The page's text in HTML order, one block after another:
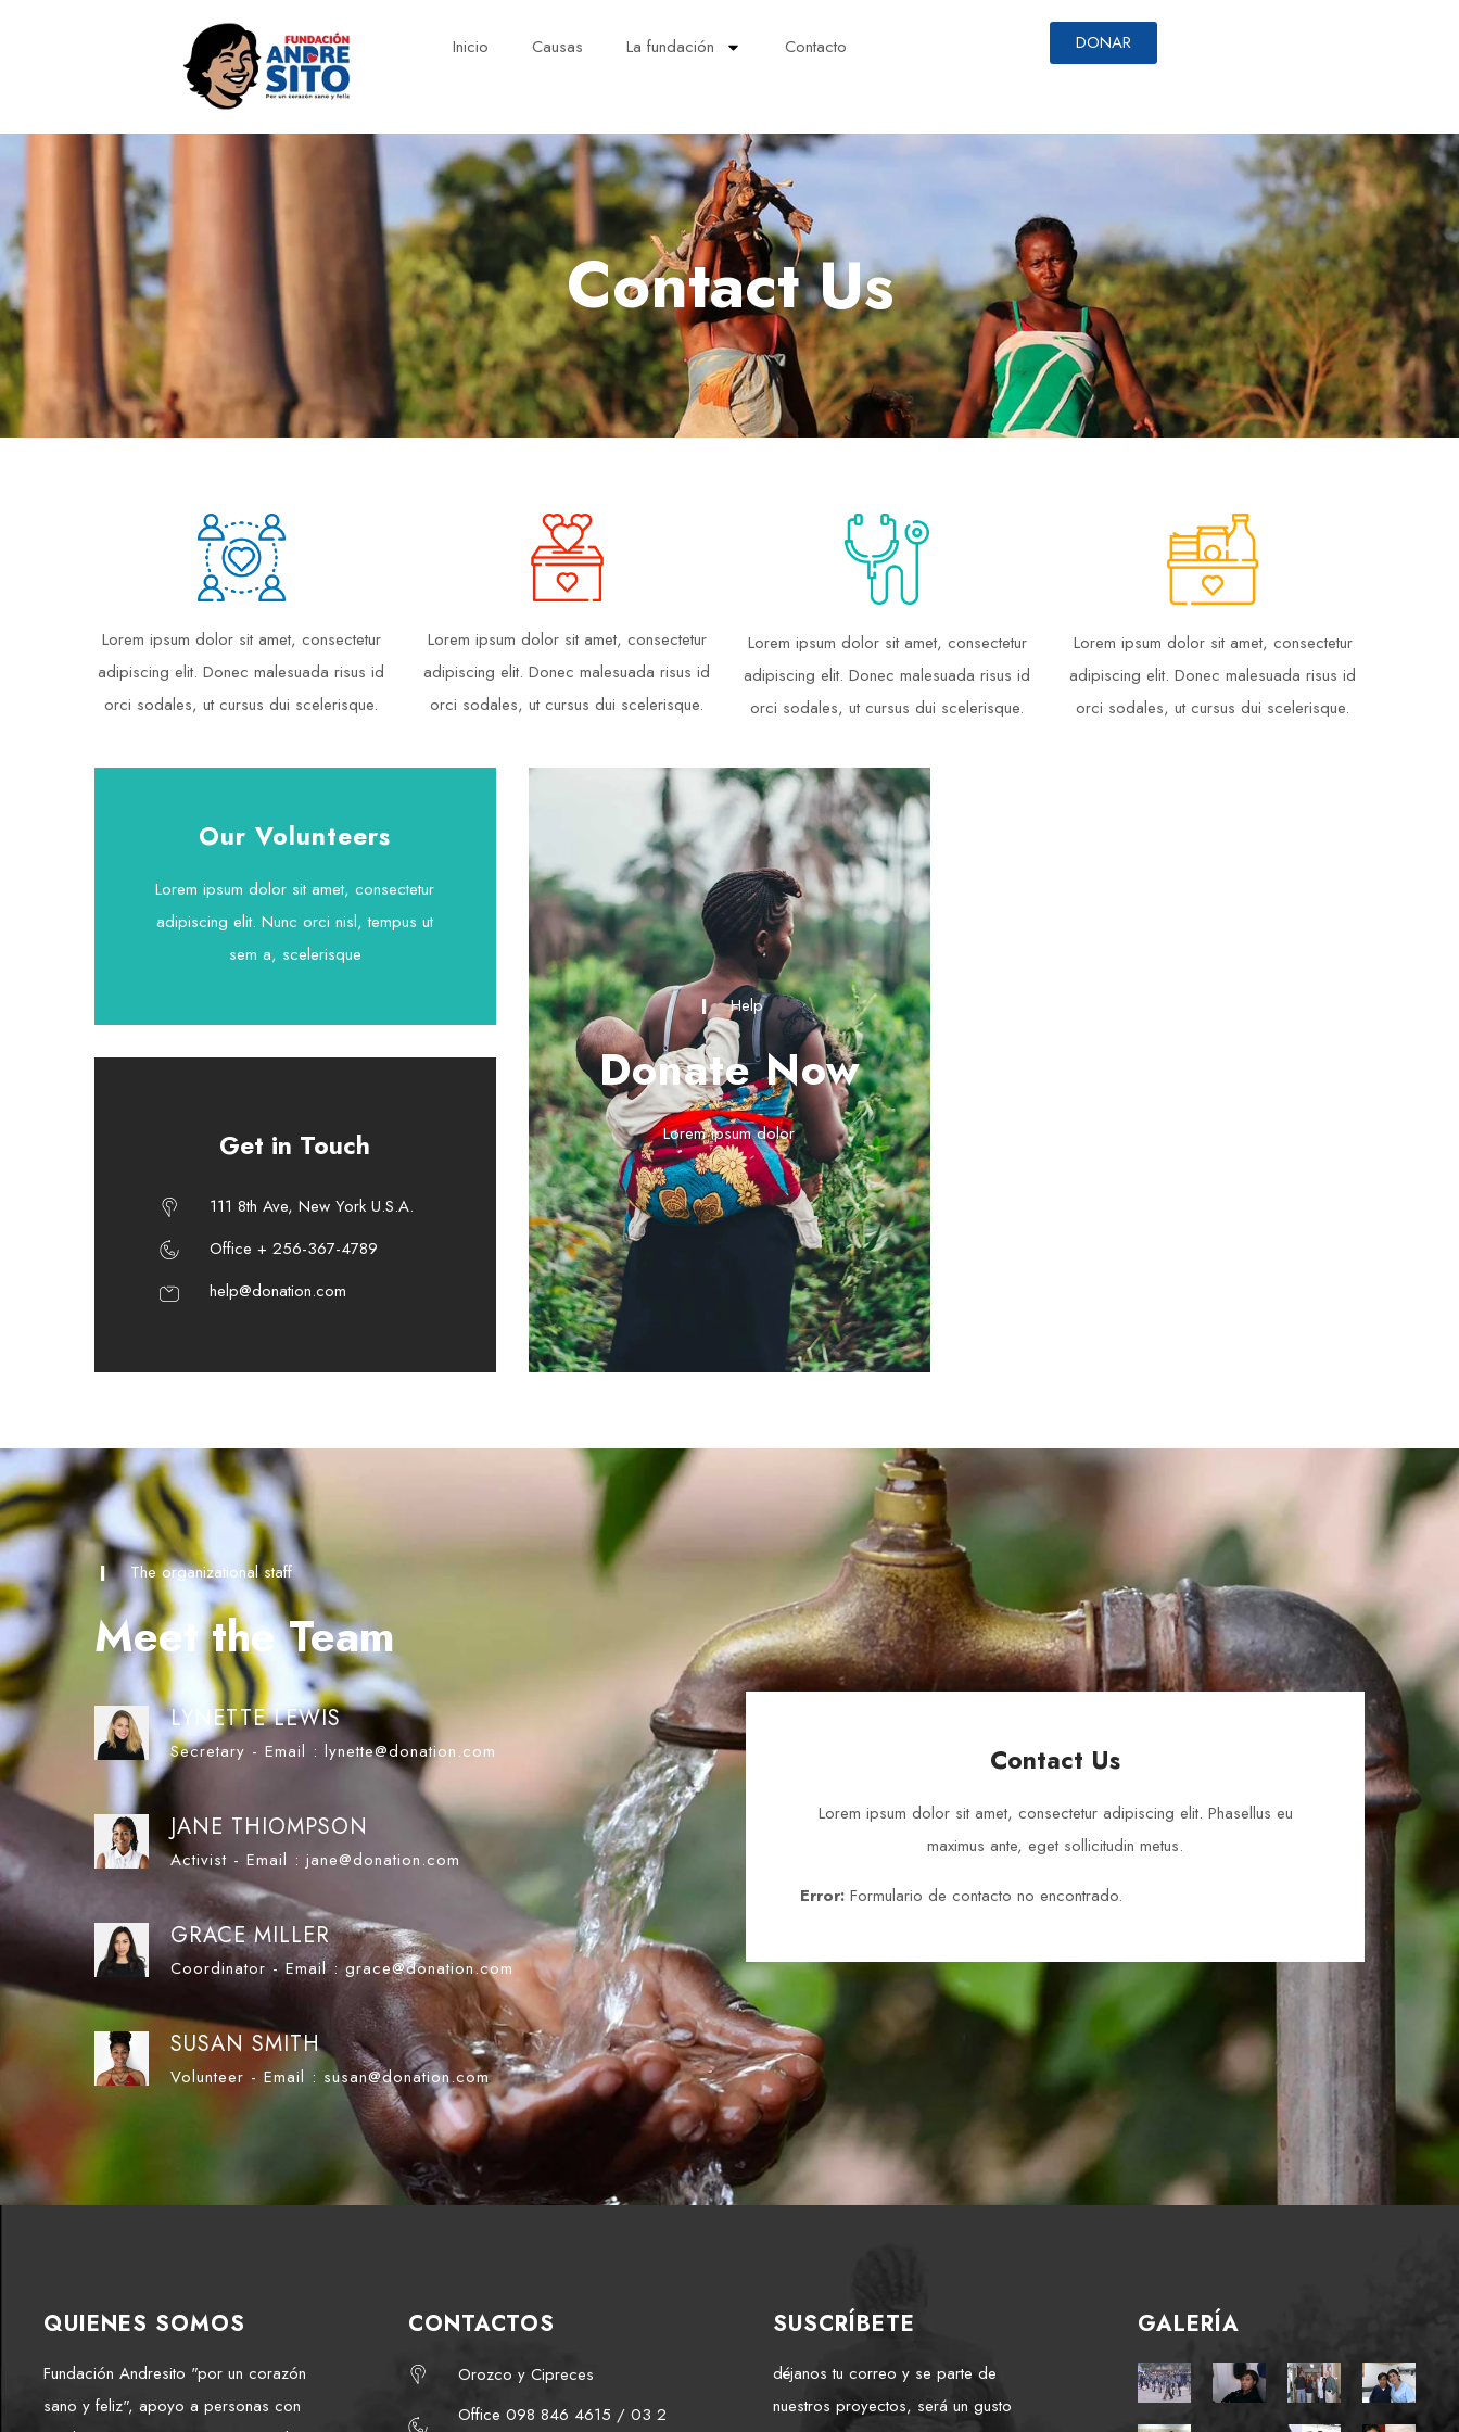
Inicio Causas La fundación Contacto DONAR
Contact Us
Lorem ipsum dolor sit amet, consectetur
adipiscing elit. Donec malesuada risus id
orci sodales, ut cursus dui scelerisque.
Lorem ipsum dolor sit amet, consectetur
adipiscing elit. Donec malesuada risus id
orci sodales, ut cursus dui scelerisque.
Lorem ipsum dolor sit amet, consectetur
adipiscing elit. Donec malesuada risus id
orci sodales, ut cursus dui scelerisque.
Lorem ipsum dolor sit amet, consectetur
adipiscing elit. Donec malesuada risus id
orci sodales, ut cursus dui scelerisque.
Our Volunteers
Lorem ipsum dolor sit amet, consectetur
adipiscing elit. Nunc orci nisl, tempus ut
sem a, scelerisque
Get in Touch
111 8th Ave, New York U.S.A.
Office + 256-367-4789
help@donation.com
Help
Donate Now
Lorem ipsum dolor
The organizational staff
Meet the Team
LYNETTE LEWIS
Secretary - Email : lynette@donation.com
JANE THIOMPSON
Activist - Email : jane@donation.com
GRACE MILLER
Coordinator - Email : grace@donation.com
SUSAN SMITH
Volunteer - Email : susan@donation.com
Contact Us
Lorem ipsum dolor sit amet, consectetur adipiscing elit. Phasellus eu
maximus ante, eget sollicitudin metus.
Error: Formulario de contacto no encontrado.
QUIENES SOMOS
Fundación Andresito "por un corazón
sano y feliz", apoyo a personas con
CONTACTOS
Orozco y Cipreces
Office 098 846 4615 / 03 2
SUSCRÍBETE
déjanos tu correo y se parte de
nuestros proyectos, será un gusto
GALERÍA